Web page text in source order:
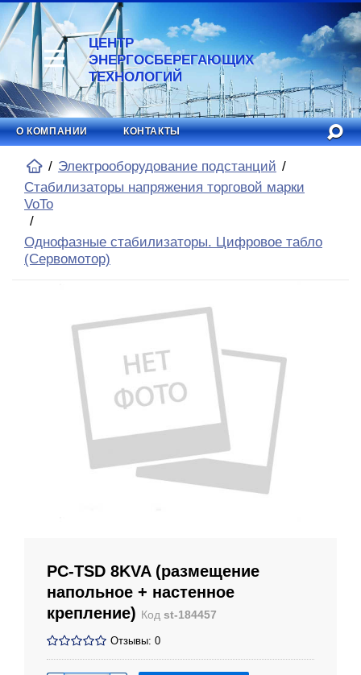
ЦЕНТР
ЭНЕРГОСБЕРЕГАЮЩИХ
ТЕХНОЛОГИЙ
О КОМПАНИИ КОНТАКТЫ
Электрооборудование подстанций
Стабилизаторы напряжения торговой марки
VoTo
Однофазные стабилизаторы. Цифровое табло
(Сервомотор)
PC-TSD 8KVA (размещение
напольное + настенное
крепление) Код st-184457
Отзывы: 0